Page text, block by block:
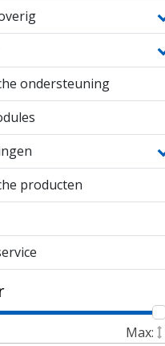
ondersteuning
producten
Max: